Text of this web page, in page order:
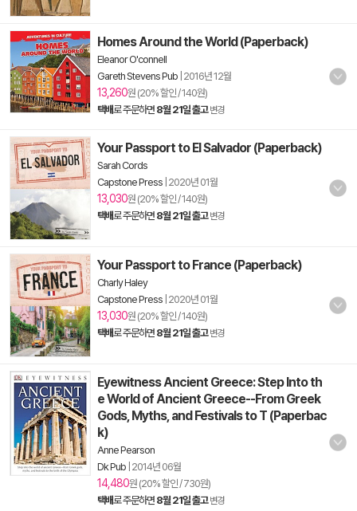
Homes Around the World (Paperback)
Eleanor O'connell
Gareth Stevens Pub 2016년 12월
13,260원 (20% 할인 / 140원)
택배로 주문하면 8월 21일 출고 변경
Your Passport to El Salvador (Paperback)
Sarah Cords
Capstone Press 2020년 01월
13,030원 (20% 할인 / 140원)
택배로 주문하면 8월 21일 출고 변경
Your Passport to France (Paperback)
Charly Haley
Capstone Press 2020년 01월
13,030원 (20% 할인 / 140원)
택배로 주문하면 8월 21일 출고 변경
Eyewitness Ancient Greece: Step Into th
e World of Ancient Greece--From Greek
Gods, Myths, and Festivals to T (Paperbac
k)
Anne Pearson
Dk Pub 2014년 06월
14,480원 (20% 할인 / 730원)
택배로 주문하면 8월 21일 출고 변경